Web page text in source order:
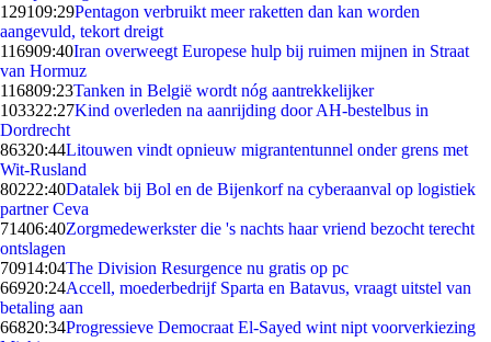
129109:29Pentagon verbruikt meer raketten dan kan worden
aangevuld, tekort dreigt
116909:40Iran overweegt Europese hulp bij ruimen mijnen in Straat
van Hormuz
116809:23Tanken in België wordt nóg aantrekkelijker
103322:27Kind overleden na aanrijding door AH-bestelbus in
Dordrecht
86320:44Litouwen vindt opnieuw migrantentunnel onder grens met
Wit-Rusland
80222:40Datalek bij Bol en de Bijenkorf na cyberaanval op logistiek
partner Ceva
71406:40Zorgmedewerkster die 's nachts haar vriend bezocht terecht
ontslagen
70914:04The Division Resurgence nu gratis op pc
66920:24Accell, moederbedrijf Sparta en Batavus, vraagt uitstel van
betaling aan
66820:34Progressieve Democraat El-Sayed wint nipt voorverkiezing